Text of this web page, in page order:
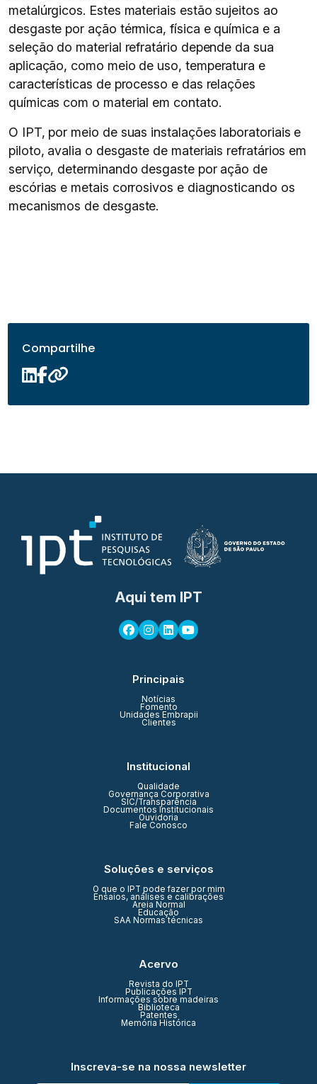
metalúrgicos. Estes materiais estão sujeitos ao
desgaste por ação térmica, física e química e a
seleção do material refratário depende da sua
aplicação, como meio de uso, temperatura e
características de processo e das relações
químicas com o material em contato.
O IPT, por meio de suas instalações laboratoriais e
piloto, avalia o desgaste de materiais refratários em
serviço, determinando desgaste por ação de
escórias e metais corrosivos e diagnosticando os
mecanismos de desgaste.
Compartilhe
Aqui tem IPT
Principais
Notícias
Fomento
Unidades Embrapii
Clientes
Institucional
Qualidade
Governança Corporativa
SIC/Transparência
Documentos Institucionais
Ouvidoria
Fale Conosco
Soluções e serviços
O que o IPT pode fazer por mim
Ensaios, análises e calibrações
Areia Normal
Educação
SAA Normas técnicas
Acervo
Revista do IPT
Publicações IPT
Informações sobre madeiras
Biblioteca
Patentes
Memória Histórica
Inscreva-se na nossa newsletter